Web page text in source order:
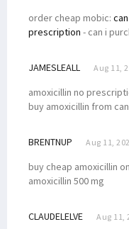
order cheap mobic:
prescription - can i
JAMESLEALL Aug 11,
amoxicillin no
buy amoxicillin from
BRENTNUP Aug 11,
buy cheap amoxicillin
amoxicillin 500 mg
CLAUDELELVE Aug 11,